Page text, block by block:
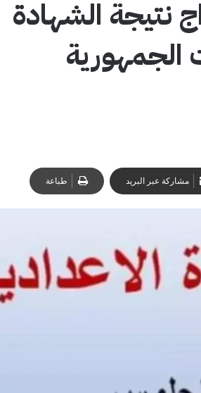
نتيجة الشهادة
الجمهورية
مشاركة عبر البريد طباعة